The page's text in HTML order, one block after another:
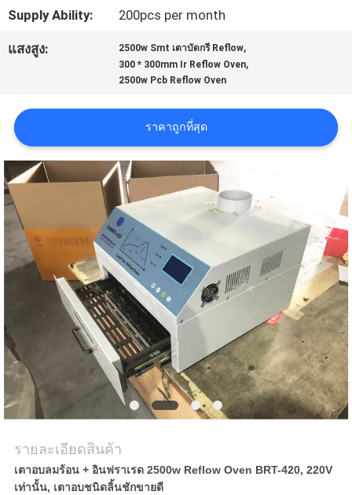
ติดต่อ
ข่าว
SHOPPING
ON
LINE
แผนผัง
เว็บไซต์
นโยบาย
เป็น
Supply Ability: 200pcs per month
แสงสูง: 2500w Smt เตาบัดกรี Reflow,
300 * 300mm Ir Reflow Oven,
2500w Pcb Reflow Oven
ราคาถูกที่สุด
รายละเอียดสินค้า
เตาอบลมร้อน + อินฟราเรด 2500w Reflow Oven BRT-420, 220V
เท่านั้น, เตาอบชนิดลิ้นชักขายดี